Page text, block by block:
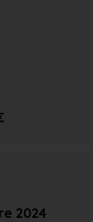
2024